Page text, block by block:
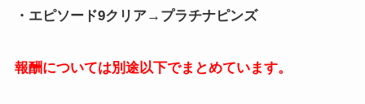
・エピソード9クリア→プラチナピンズ
報酬については別途以下でまとめています。